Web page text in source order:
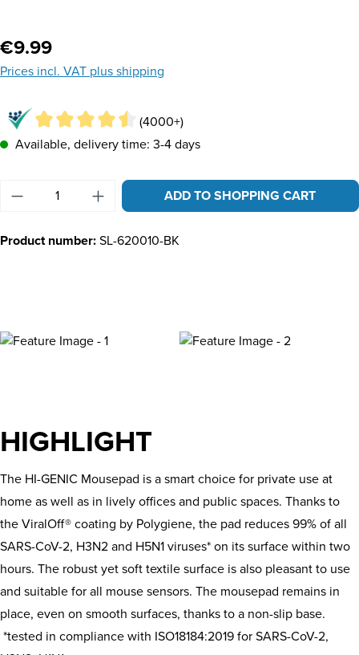
Regular price:
€9.99
Prices incl. VAT plus shipping
(4000+)
Available, delivery time: 3-4 days
Product Quantity: Enter the desired amount
ADD TO SHOPPING CART
Product number:SL-620010-BK
HIGHLIGHT
The HI-GENIC Mousepad is a smart choice for private use at
home as well as in lively offices and public spaces. Thanks to
the ViralOff® coating by Polygiene, the pad reduces 99% of all
SARS-CoV-2, H3N2 and H5N1 viruses* on its surface within two
hours. The robust yet soft textile surface is also pleasant to use
and suitable for all mouse sensors. The mousepad remains in
place, even on smooth surfaces, thanks to a non-slip base.
*tested in compliance with ISO18184:2019 for SARS-CoV-2,